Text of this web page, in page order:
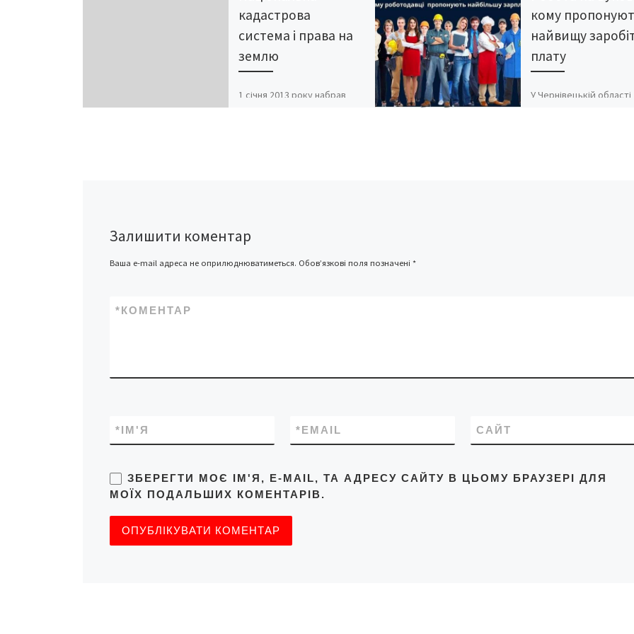
кадастрова
система і права на
землю
1 січня 2013 року набрав
кому
найвищу
плату
У Чернівецькій області
Залишити коментар
Ваша e-mail адреса не оприлюднюватиметься. Обов’язкові поля позначені *
КОМЕНТАР
*
ІМ'Я
* EMAIL
* САЙТ
ЗБЕРЕГТИ МОЄ ІМ'Я, E-MAIL, ТА АДРЕСУ САЙТУ В ЦЬОМУ БРАУЗЕРІ ДЛЯ
МОЇХ ПОДАЛЬШИХ КОМЕНТАРІВ.